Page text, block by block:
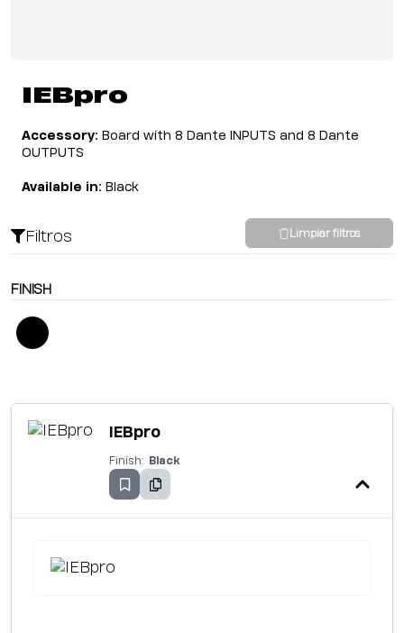
IEBpro
Accessory: Board with 8 Dante INPUTS and 8 Dante
OUTPUTS
Available in: Black
Filtros Limpiar filtros
FINISH
IEBpro
Finish: Black